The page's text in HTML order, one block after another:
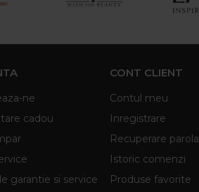
ne
cadou
garantie si service
CONT CLIENT
Contul meu
Inregistrare
Recuperare parola
Istoric comenzi
Produse favorite